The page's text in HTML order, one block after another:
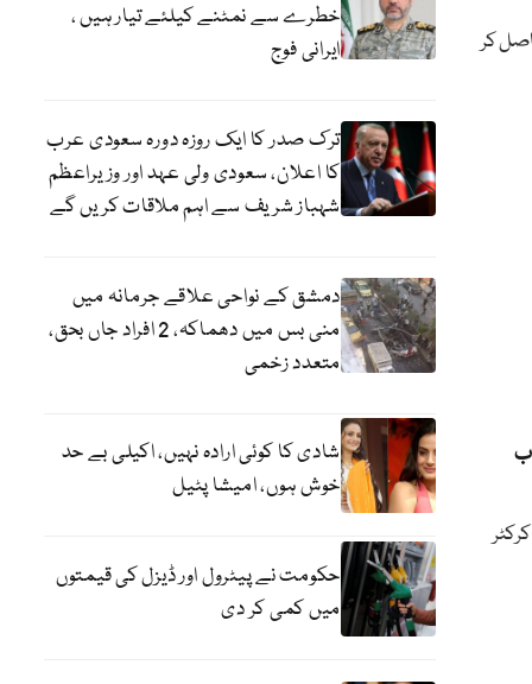
کامیابی حاصل کر
خطرے سے نمٹنے کیلئے تیار ہیں ،
ایرانی فوج
ترک صدر کا ایک روزہ دورہ سعودی عرب
کا اعلان، سعودی ولی عہد اور وزیراعظم
شہباز شریف سے اہم ملاقات کریں گے
دمشق کے نواحی علاقے جرمانہ میں
منی بس میں دھماکہ، 2 افراد جاں بحق،
متعدد زخمی
شادی کا کوئی ارادہ نہیں، اکیلی بے حد
خوش ہوں، امیشا پٹیل
حکومت نے پیٹرول اور ڈیزل کی قیمتوں
میں کمی کر دی